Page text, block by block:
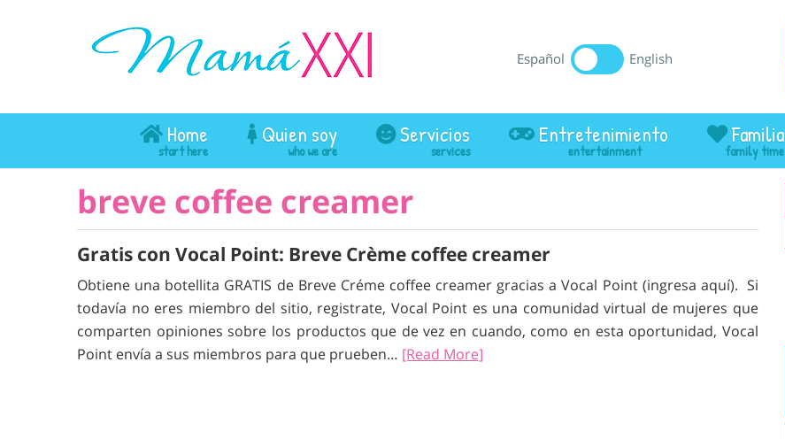
Español English
Home Quien soy Servicios Entretenimiento Familia
breve coffee creamer
Gratis con Vocal Point: Breve Crème coffee creamer
Obtiene una botellita GRATIS de Breve Créme coffee creamer gracias a Vocal Point (ingresa aquí). Si
todavía no eres miembro del sitio, registrate, Vocal Point es una comunidad virtual de mujeres que
comparten opiniones sobre los productos que de vez en cuando, como en esta oportunidad, Vocal
Point envía a sus miembros para que prueben… [Read More]